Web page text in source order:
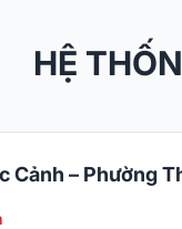
HỆ
Cảnh – Phường